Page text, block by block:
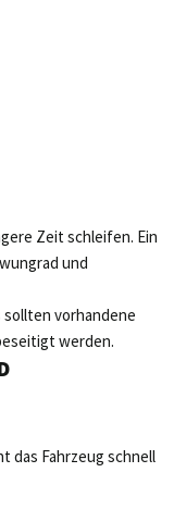
Zeit schleifen. Ein
und
sollten vorhandene
werden.
das Fahrzeug schnell